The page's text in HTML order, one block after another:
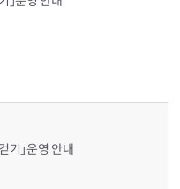
기」운영 안내